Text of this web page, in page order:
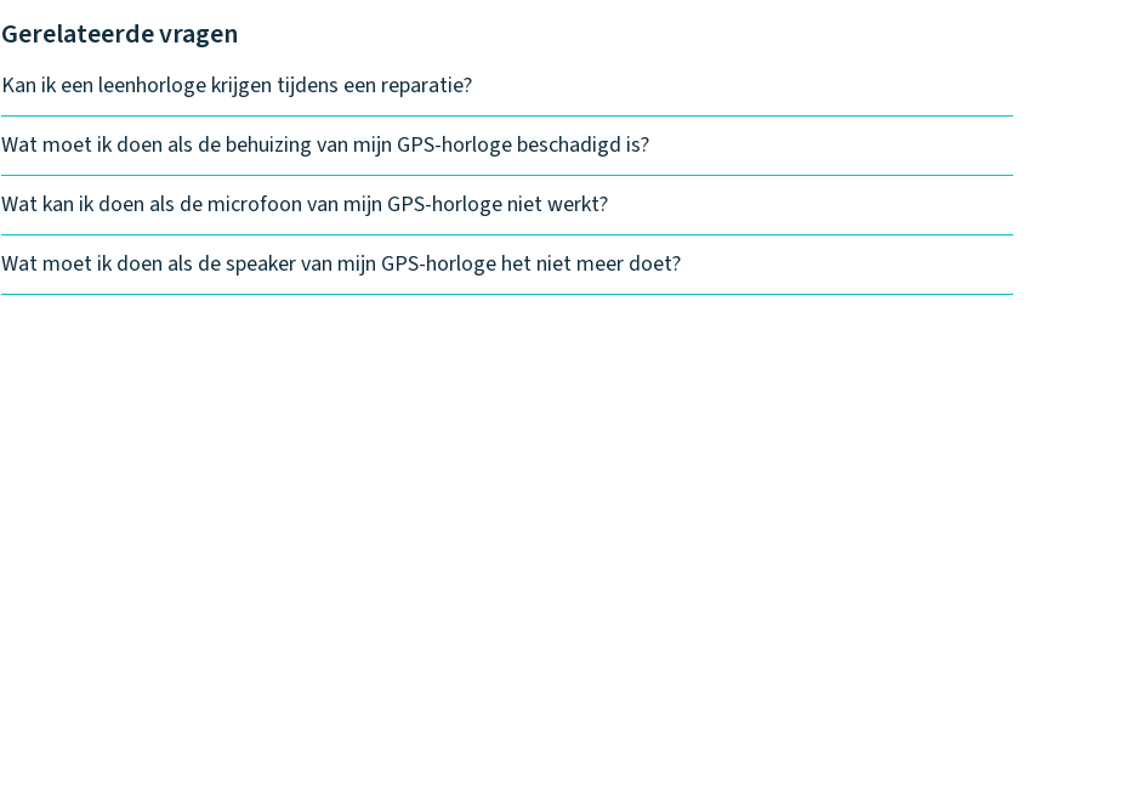
Gerelateerde vragen
Kan ik een leenhorloge krijgen tijdens een reparatie?
Wat moet ik doen als de behuizing van mijn GPS-horloge beschadigd is?
Wat kan ik doen als de microfoon van mijn GPS-horloge niet werkt?
Wat moet ik doen als de speaker van mijn GPS-horloge het niet meer doet?